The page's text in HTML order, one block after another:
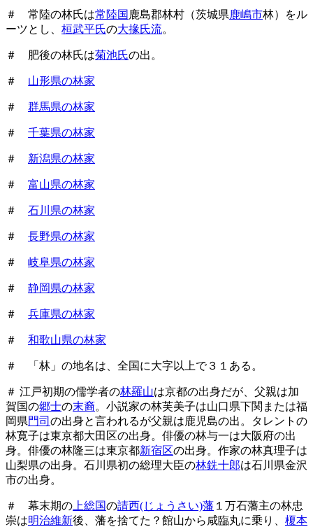
＃ 常陸の林氏は常陸国 鹿島郡林村（茨城県鹿嶋市林）をル
ーツとし、 桓武平氏の大掾氏流。
＃ 肥後の林氏は菊池氏の出。
＃ 山形県の林家
＃ 群馬県の林家
＃ 千葉県の林家
＃ 新潟県の林家
＃ 富山県の林家
＃ 石川県の林家
＃ 長野県の林家
＃ 岐阜県の林家
＃ 静岡県の林家
＃ 兵庫県の林家
＃ 和歌山県の林家
＃ 「林」の地名は、全国に大字以上で３１ある。
＃ 江戸初期の儒学者の林羅山は京都の出身だが、父親は加
賀国の郷士の末裔。小説家の林芙美子は山口県下関または福
岡県門司 の出身と言われるが父親は鹿児島の出。タレントの
林寛子は東京都大田区の出身。俳優の林与一は大阪府の出
身。俳優の林隆三は東京都新宿区の出身。作家の林真理子は
山梨県の出身。石川県初の総理大臣の林銑十郎は石川県金沢
市の出身。
＃ 幕末期の 上総国の請西(じょうさい)藩 １万石藩主の林忠
崇は明治維新後、藩を捨てた？館山から咸臨丸に乗り、 榎本